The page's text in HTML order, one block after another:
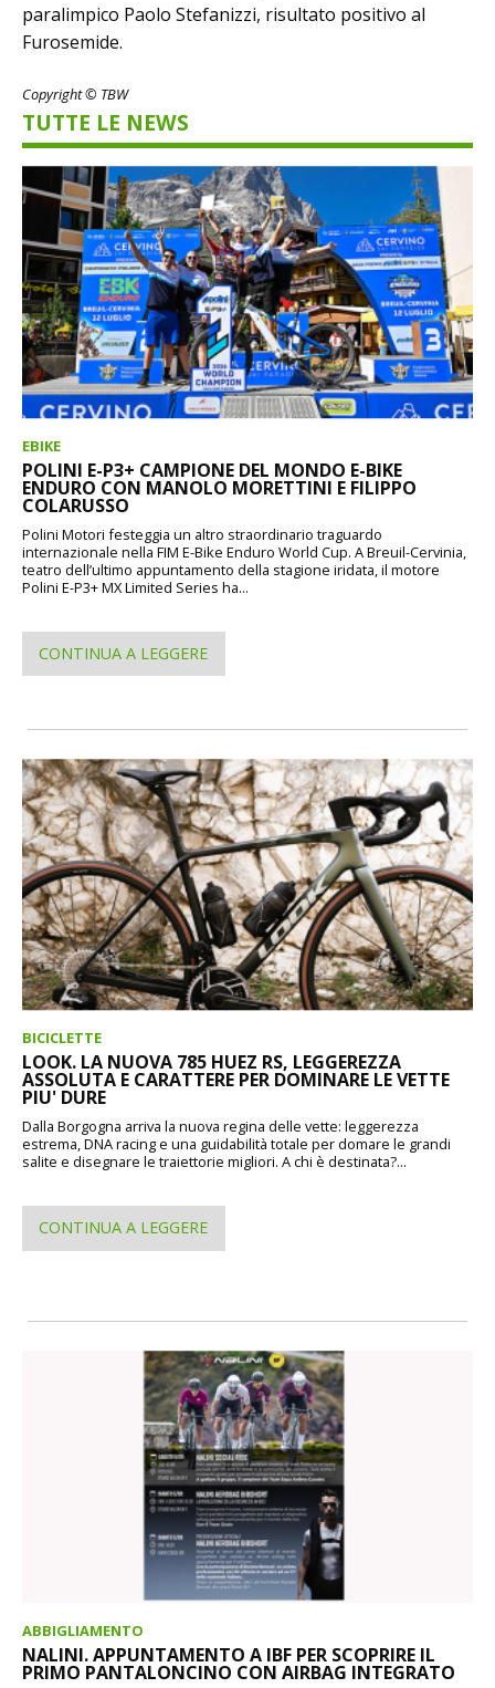
paralimpico Paolo Stefanizzi, risultato positivo al
Furosemide.
Copyright © TBW
TUTTE LE NEWS
EBIKE
POLINI E-P3+ CAMPIONE DEL MONDO E-BIKE
ENDURO CON MANOLO MORETTINI E FILIPPO
COLARUSSO
Polini Motori festeggia un altro straordinario traguardo
internazionale nella FIM E-Bike Enduro World Cup. A Breuil-Cervinia,
teatro dell’ultimo appuntamento della stagione iridata, il motore
Polini E-P3+ MX Limited Series ha...
CONTINUA A LEGGERE
BICICLETTE
LOOK. LA NUOVA 785 HUEZ RS, LEGGEREZZA
ASSOLUTA E CARATTERE PER DOMINARE LE VETTE
PIU' DURE
Dalla Borgogna arriva la nuova regina delle vette: leggerezza
estrema, DNA racing e una guidabilità totale per domare le grandi
salite e disegnare le traiettorie migliori. A chi è destinata?...
CONTINUA A LEGGERE
ABBIGLIAMENTO
NALINI. APPUNTAMENTO A IBF PER SCOPRIRE IL
PRIMO PANTALONCINO CON AIRBAG INTEGRATO